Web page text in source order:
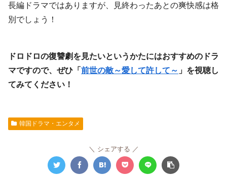
長編ドラマではありますが、見終わったあとの爽快感は格
別でしょう！
ドロドロの復讐劇を見たいというかたにはおすすめのドラ
マですので、ぜひ「 前世の敵～愛して許して～ 」を視聴し
てみてください！
韓国ドラマ・エンタメ
シェアする